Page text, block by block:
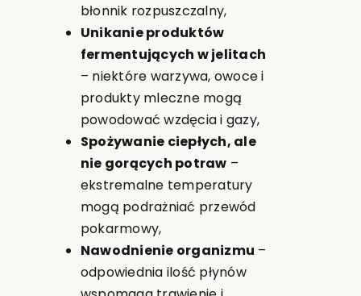
błonnik rozpuszczalny,
Unikanie produktów
fermentujących w jelitach
– niektóre warzywa, owoce i
produkty mleczne mogą
powodować wzdęcia i gazy,
Spożywanie ciepłych, ale
nie gorących potraw –
ekstremalne temperatury
mogą podrażniać przewód
pokarmowy,
Nawodnienie organizmu –
odpowiednia ilość płynów